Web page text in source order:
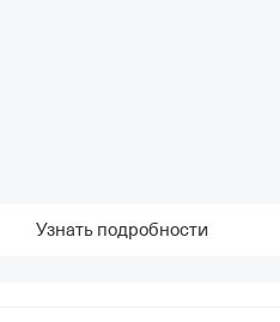
Узнать подробности